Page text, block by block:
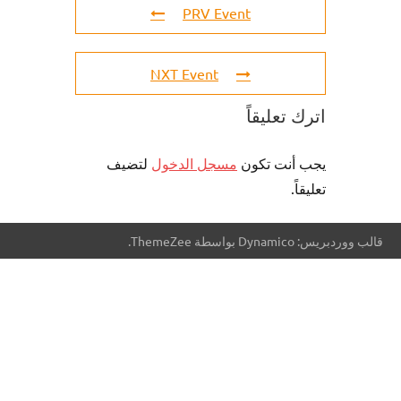
PRV Event
NXT Event
اترك تعليقاً
يجب أنت تكون مسجل الدخول لتضيف
تعليقاً.
قالب ووردبريس: Dynamico بواسطة ThemeZee.